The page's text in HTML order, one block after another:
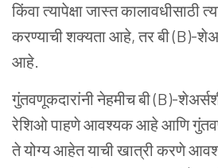
किंवा त्यापेक्षा जास्त कालावधीसाठी
करण्याची शक्यता आहे, तर बी (B)-
आहे.
गुंतवणूकदारांनी नेहमीच बी (B)-
रेशिओ पाहणे आवश्यक आहे आणि
ते योग्य आहेत याची खात्री करणे